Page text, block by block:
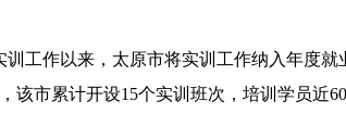
作以来，太原市将实训工作纳入年度就
该市累计开设15个实训班次，培训学员近